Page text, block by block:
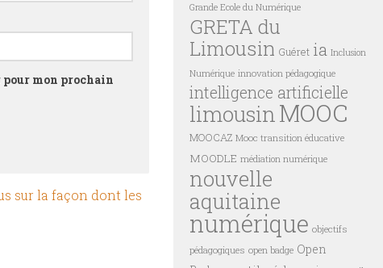
pour mon prochain
sur la façon dont les
Grande Ecole du Numérique
GRETA du
Limousin Guéret ia Inclusion
Numérique innovation pédagogique
intelligence artificielle
limousin MOOC
MOOCAZ Mooc transition éducative
MOODLE médiation numérique
nouvelle
aquitaine
numérique objectifs
pédagogiques open badge Open